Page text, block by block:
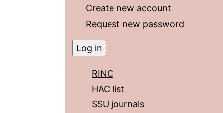
Create new account
Request new password
RINC
HAC list
SSU journals